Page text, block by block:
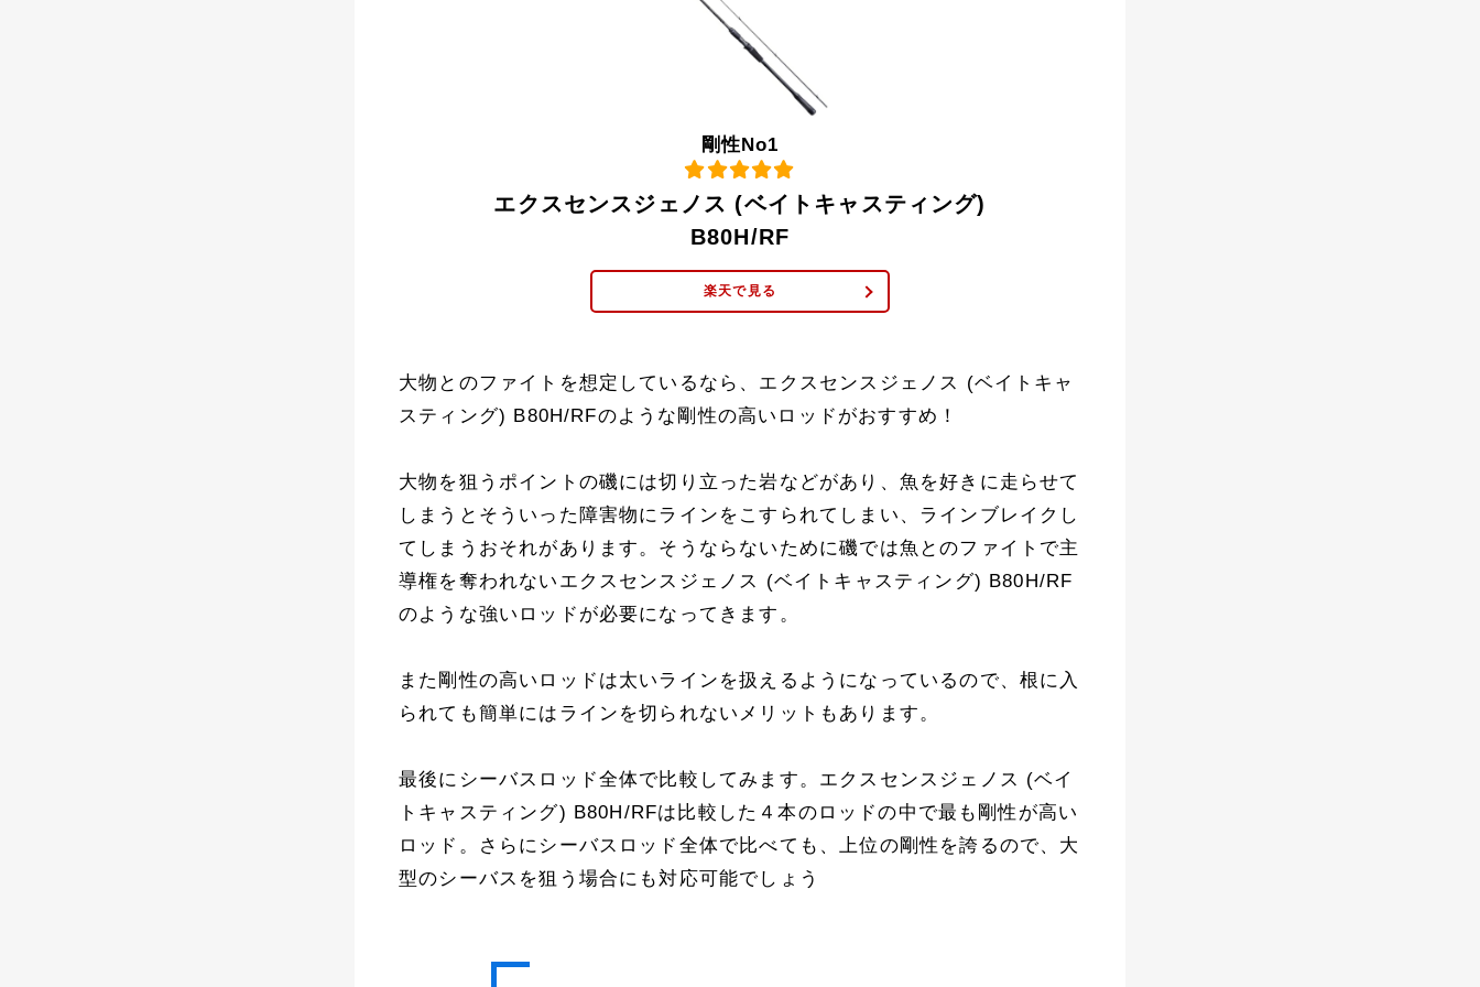
剛性No1
エクスセンスジェノス (ベイトキャスティング)
B80H/RF
楽天で見る
大物とのファイトを想定しているなら、エクスセンスジェノス (ベイトキャ
スティング) B80H/RFのような剛性の高いロッドがおすすめ！
大物を狙うポイントの磯には切り立った岩などがあり、魚を好きに走らせて
しまうとそういった障害物にラインをこすられてしまい、ラインブレイクし
てしまうおそれがあります。そうならないために磯では魚とのファイトで主
導権を奪われないエクスセンスジェノス (ベイトキャスティング) B80H/RF
のような強いロッドが必要になってきます。
また剛性の高いロッドは太いラインを扱えるようになっているので、根に入
られても簡単にはラインを切られないメリットもあります。
最後にシーバスロッド全体で比較してみます。エクスセンスジェノス (ベイ
トキャスティング) B80H/RFは比較した４本のロッドの中で最も剛性が高い
ロッド。さらにシーバスロッド全体で比べても、上位の剛性を誇るので、大
型のシーバスを狙う場合にも対応可能でしょう